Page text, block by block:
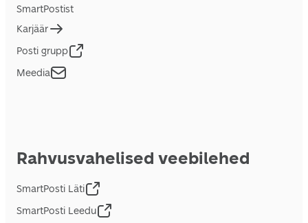
SmartPostist
Karjäär
Posti grupp
Meedia
Rahvusvahelised veebilehed
SmartPosti Läti
SmartPosti Leedu